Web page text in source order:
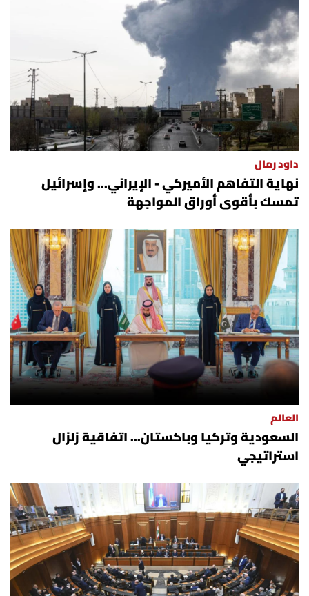
داود رمال
نهاية التفاهم الأميركي - الإيراني... وإسرائيل
تمسك بأقوى أوراق المواجهة
العالم
السعودية وتركيا وباكستان... اتفاقية زلزال
استراتيجي